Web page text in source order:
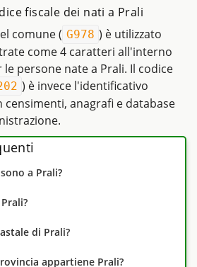
fiscale dei nati a Prali
comune ( G978 ) è utilizzato
come 4 caratteri all'interno
le persone nate a Prali. Il codice
) è invece l'identificativo
anagrafi e database
a Prali?
di Prali?
appartiene Prali?